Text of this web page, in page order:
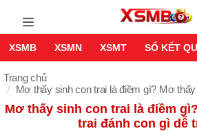
XSMB XSMN XSMT SỔ KẾT
Trang chủ
Mơ thấy sinh con trai là điềm gì? Mơ
Mơ thấy sinh con trai là điềm
trai đánh con gì dễ